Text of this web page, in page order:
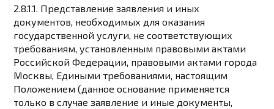
2.8.1.1. Представление заявления и иных
документов, необходимых для оказания
государственной услуги, не соответствующих
требованиям, установленным правовыми актами
Российской Федерации, правовыми актами города
Москвы, Едиными требованиями, настоящим
Положением (данное основание применяется
только в случае заявление и иные документы,